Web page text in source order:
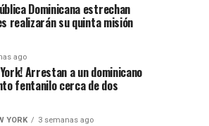
Dominicana estrechan
realizarán su quinta misión
ago
Arrestan a un dominicano
fentanilo cerca de dos
YORK 3 semanas ago